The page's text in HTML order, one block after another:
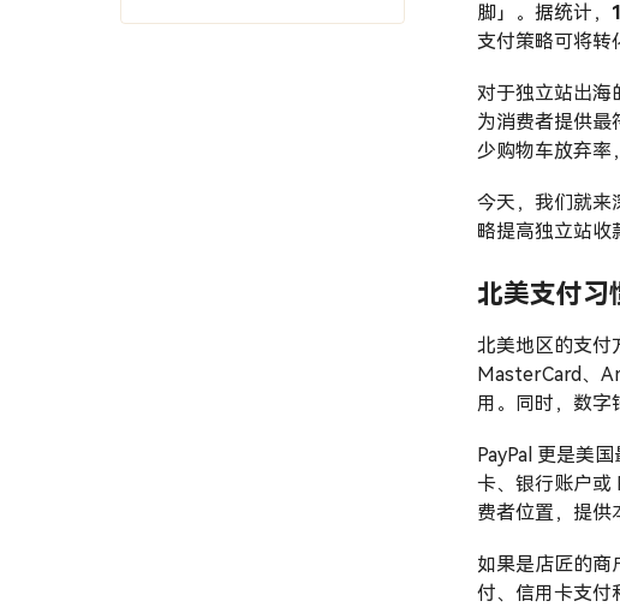
脚」。据统计，
支付策略可将转
对于独立站出海
为消费者提供最
少购物车放弃率
今天，我们就来
略提高独立站收
北美支付习
北美地区的支付
MasterCard、
用。同时，数字
PayPal 更是美
卡、银行账户或
费者位置，提供
如果是店匠的商
付、信用卡支付